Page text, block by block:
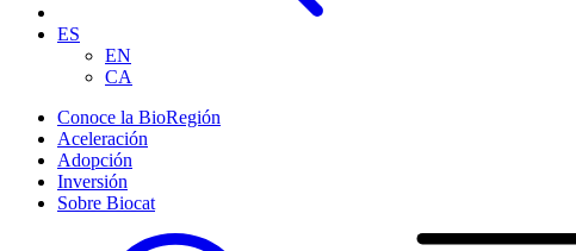
ES
EN
CA
Conoce la BioRegión
Aceleración
Adopción
Inversión
Sobre Biocat